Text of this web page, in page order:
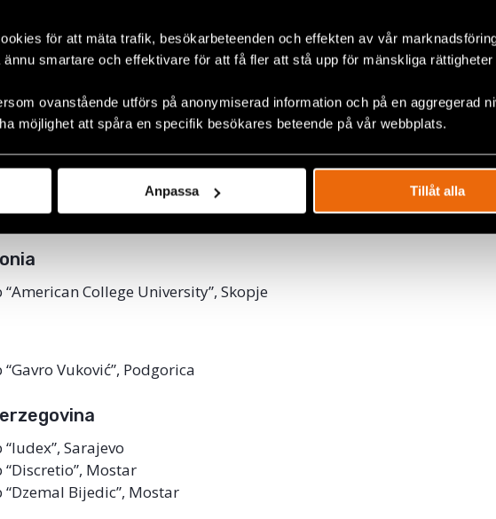
för att mäta trafik, besökarbeteenden och effekten av vår
smartare och effektivare för att få fler att stå upp för mänskliga rättigheter
ovanstående utförs på anonymiserad information och på en aggregerad
möjlighet att spåra en specifik besökares beteende på vår webbplats.
Anpassa Tillåt alla
took part in the event, competing for the prestigious
Steska”, Ljubljana
“Radomir Lukić”, Novi Sad
Niš
College University”, Skopje
Vuković”, Podgorica
Sarajevo
Mostar
Bijedic”, Mostar